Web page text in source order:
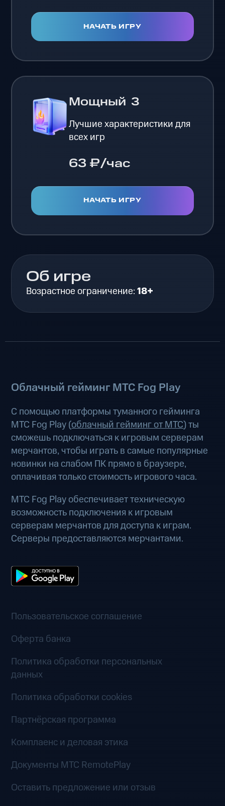
НАЧАТЬ ИГРУ
Мощный 3
Лучшие характеристики для
всех игр
63 ₽/час
НАЧАТЬ ИГРУ
Об игре
Возрастное ограничение:18+
Облачный гейминг МТС Fog Play
С помощью платформы туманного гейминга
МТС Fog Play (облачный гейминг от МТС) ты
сможешь подключаться к игровым серверам
мерчантов, чтобы играть в самые популярные
новинки на слабом ПК прямо в браузере,
оплачивая только стоимость игрового часа.
МТС Fog Play обеспечивает техническую
возможность подключения к игровым
серверам мерчантов для доступа к играм.
Серверы предоставляются мерчантами.
Пользовательское соглашение
Оферта банка
Политика обработки персональных
данных
Политика обработки cookies
Партнёрская программа
Комплаенс и деловая этика
Документы MTC RemotePlay
Оставить предложение или отзыв